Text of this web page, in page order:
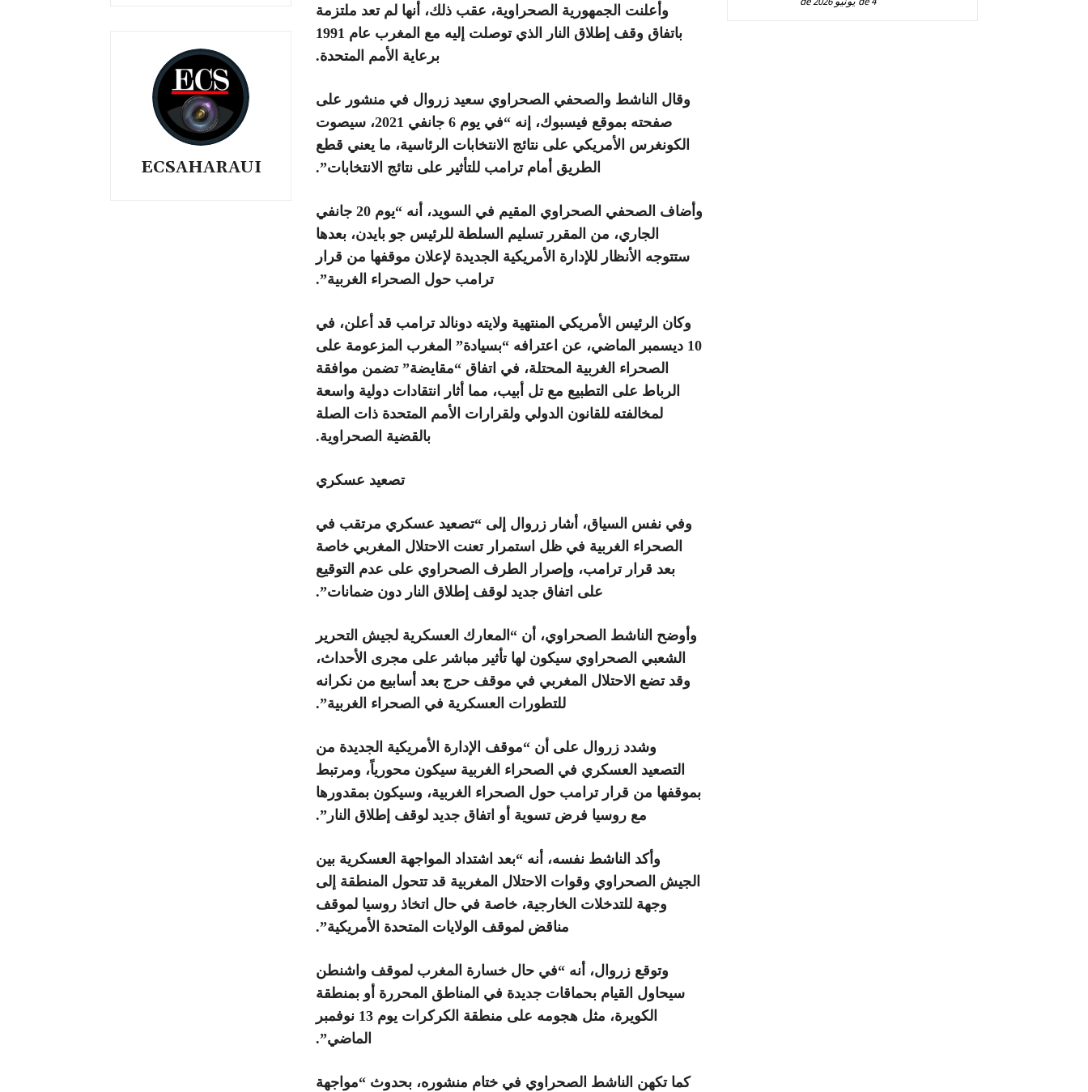
ECSAHARAUI
وأعلنت الجمهورية الصحراوية، عقب ذلك، أنها لم تعد ملتزمة
باتفاق وقف إطلاق النار الذي توصلت إليه مع المغرب عام 1991
برعاية الأمم المتحدة.
وقال الناشط والصحفي الصحراوي سعيد زروال في منشور على
صفحته بموقع فيسبوك، إنه “في يوم 6 جانفي 2021، سيصوت
الكونغرس الأمريكي على نتائج الانتخابات الرئاسية، ما يعني قطع
الطريق أمام ترامب للتأثير على نتائج الانتخابات”.
وأضاف الصحفي الصحراوي المقيم في السويد، أنه “يوم 20 جانفي
الجاري، من المقرر تسليم السلطة للرئيس جو بايدن، بعدها
ستتوجه الأنظار للإدارة الأمريكية الجديدة لإعلان موقفها من قرار
ترامب حول الصحراء الغربية”.
وكان الرئيس الأمريكي المنتهية ولايته دونالد ترامب قد أعلن، في
10 ديسمبر الماضي، عن اعترافه “بسيادة” المغرب المزعومة على
الصحراء الغربية المحتلة، في اتفاق “مقايضة” تضمن موافقة
الرباط على التطبيع مع تل أبيب، مما أثار انتقادات دولية واسعة
لمخالفته للقانون الدولي ولقرارات الأمم المتحدة ذات الصلة
بالقضية الصحراوية.
تصعيد عسكري
وفي نفس السياق، أشار زروال إلى “تصعيد عسكري مرتقب في
الصحراء الغربية في ظل استمرار تعنت الاحتلال المغربي خاصة
بعد قرار ترامب، وإصرار الطرف الصحراوي على عدم التوقيع
على اتفاق جديد لوقف إطلاق النار دون ضمانات”.
وأوضح الناشط الصحراوي، أن “المعارك العسكرية لجيش التحرير
الشعبي الصحراوي سيكون لها تأثير مباشر على مجرى الأحداث،
وقد تضع الاحتلال المغربي في موقف حرج بعد أسابيع من نكرانه
للتطورات العسكرية في الصحراء الغربية”.
وشدد زروال على أن “موقف الإدارة الأمريكية الجديدة من
التصعيد العسكري في الصحراء الغربية سيكون محورياً، ومرتبط
بموقفها من قرار ترامب حول الصحراء الغربية، وسيكون بمقدورها
مع روسيا فرض تسوية أو اتفاق جديد لوقف إطلاق النار”.
وأكد الناشط نفسه، أنه “بعد اشتداد المواجهة العسكرية بين
الجيش الصحراوي وقوات الاحتلال المغربية قد تتحول المنطقة إلى
وجهة للتدخلات الخارجية، خاصة في حال اتخاذ روسيا لموقف
مناقض لموقف الولايات المتحدة الأمريكية”.
وتوقع زروال، أنه “في حال خسارة المغرب لموقف واشنطن
سيحاول القيام بحماقات جديدة في المناطق المحررة أو بمنطقة
الكويرة، مثل هجومه على منطقة الكركرات يوم 13 نوفمبر
الماضي”.
كما تكهن الناشط الصحراوي في ختام منشوره، بحدوث “مواجهة